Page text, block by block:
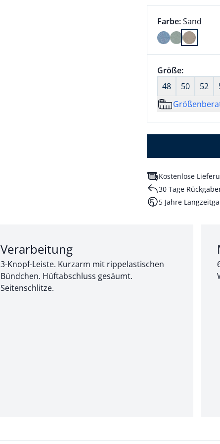
Farbauswahl:
Farbe:aktuell
Sand
Farbe Sand
Größenauswahl:
Größe:nichts
48
50 52
Kostenlose
30 Tage
5 Jahre
Abschnitt 2 von 3:
Verarbeitung
3-Knopf-Leiste. Kurzarm mit rippelastischen
Bündchen. Hüftabschluss gesäumt.
Seitenschlitze.